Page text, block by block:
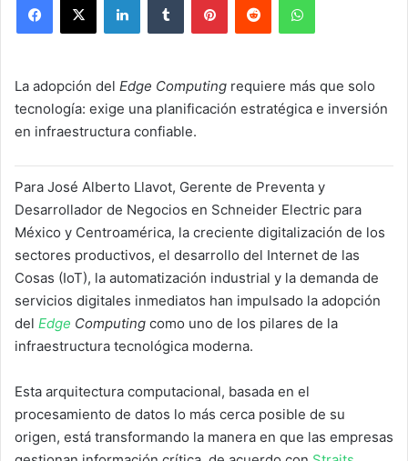
La adopción del Edge Computing requiere más que solo
tecnología: exige una planificación estratégica e inversión
en infraestructura confiable.
Para José Alberto Llavot, Gerente de Preventa y
Desarrollador de Negocios en Schneider Electric para
México y Centroamérica, la creciente digitalización de los
sectores productivos, el desarrollo del Internet de las
Cosas (IoT), la automatización industrial y la demanda de
servicios digitales inmediatos han impulsado la adopción
del Edge Computing como uno de los pilares de la
infraestructura tecnológica moderna.
Esta arquitectura computacional, basada en el
procesamiento de datos lo más cerca posible de su
origen, está transformando la manera en que las empresas